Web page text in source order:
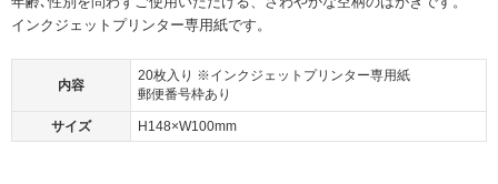
インクジェットプリンター専用紙です。
内容
20枚入り ※インクジェットプリンター専用紙
郵便番号枠あり
サイズ H148×W100mm